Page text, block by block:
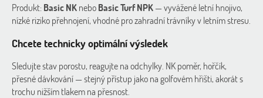
Produkt:Basic NKneboBasic Turf NPK— vyvážené letní hnojivo,
nízké riziko přehnojení, vhodné pro zahradní trávníky v letním stresu.
Chcete technicky optimální výsledek
Sledujte stav porostu, reagujte na odchylky. NK poměr, hořčík,
přesné dávkování — stejný přístup jako na golfovém hřišti, akorát s
trochu nižším tlakem na přesnost.